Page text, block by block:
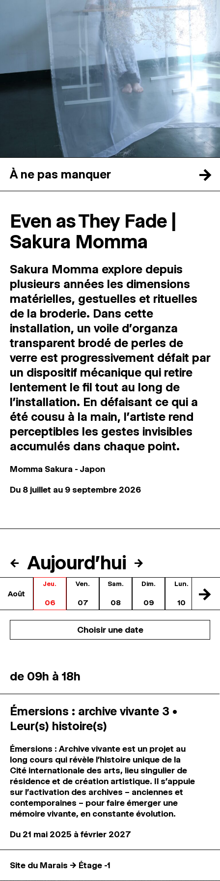
ESPACES DE PRATIQUE ARTISTIQUE ↓
Recherche
Connexion
↓
À ne pas manquer →
Even as They Fade |
Sakura Momma
Sakura Momma explore depuis
plusieurs années les dimensions
matérielles, gestuelles et rituelles
de la broderie. Dans cette
installation, un voile d'organza
transparent brodé de perles de
verre est progressivement défait par
un dispositif mécanique qui retire
lentement le fil tout au long de
l’installation. En défaisant ce qui a
été cousu à la main, l'artiste rend
perceptibles les gestes invisibles
accumulés dans chaque point.
Momma Sakura - Japon
Du 8 juillet au 9 septembre 2026
← Aujourd'hui →
Août
Jeu.
06
Ven.
07
Sam.
08
Dim.
09
Lun.
10 ->
Choisir une date
de 09h à 18h
Émersions : archive vivante 3 •
Leur(s) histoire(s)
Émersions : Archive vivante est un projet au
long cours qui révèle l’histoire unique de la
Cité internationale des arts, lieu singulier de
résidence et de création artistique. Il s’appuie
sur l’activation des archives – anciennes et
contemporaines – pour faire émerger une
mémoire vivante, en constante évolution.
Du 21 mai 2025 à février 2027
Site du Marais → Étage -1